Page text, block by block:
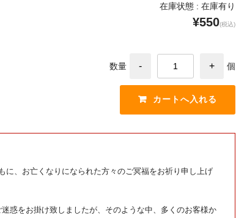
在庫状態 : 在庫有り
¥550(税込)
数量 個
に、お亡くなりになられた方々のご冥福をお祈り申し上げ
惑をお掛け致しましたが、そのような中、多くのお客様か